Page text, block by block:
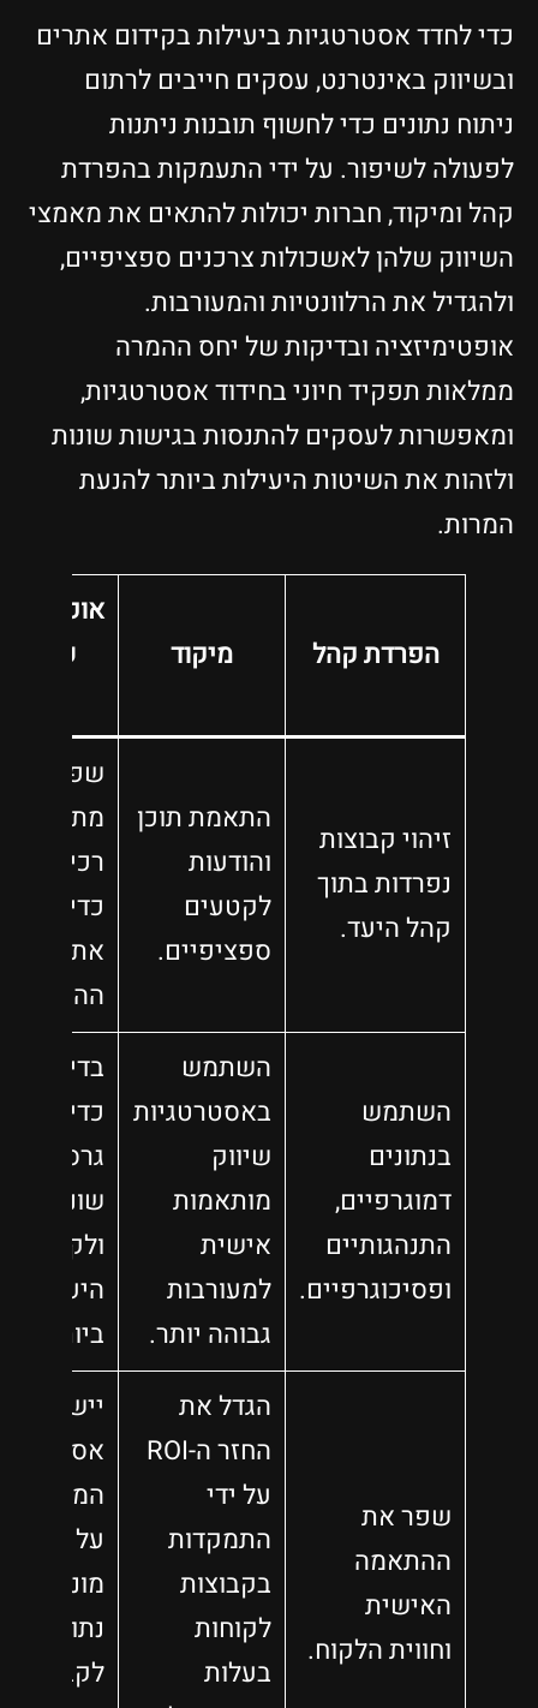
כדי לחדד אסטרטגיות ביעילות בקידום אתרים
ובשיווק באינטרנט, עסקים חייבים לרתום
ניתוח נתונים כדי לחשוף תובנות ניתנות
לפעולה לשיפור. על ידי התעמקות בהפרדת
קהל ומיקוד, חברות יכולות להתאים את מאמצי
השיווק שלהן לאשכולות צרכנים ספציפיים,
ולהגדיל את הרלוונטיות והמעורבות.
אופטימיזציה ובדיקות של יחס ההמרה
ממלאות תפקיד חיוני בחידוד אסטרטגיות,
ומאפשרות לעסקים להתנסות בגישות שונות
ולזהות את השיטות היעילות ביותר להנעת
המרות.
הפרדת קהל מיקוד
של
זיהוי קבוצות
נפרדות בתוך
קהל היעד.
התאמת תוכן
והודעות
לקטעים
ספציפיים.
שפר
מתמיד
רכיבי
כדי
את
ההמרה.
השתמש
בנתונים
דמוגרפיים,
התנהגותיים
ופסיכוגרפיים.
השתמש
באסטרטגיות
שיווק
מותאמות
אישית
למעורבות
גבוהה יותר.
כדי
גרסאות
שונות
ולקבוע
היעילות
ביותר.
שפר את
ההתאמה
האישית
וחווית הלקוח.
הגדל את
החזר ה-ROI
על ידי
התמקדות
בקבוצות
לקוחות
בעלות
יישם
על
מונעות
נתונים
לקבלת